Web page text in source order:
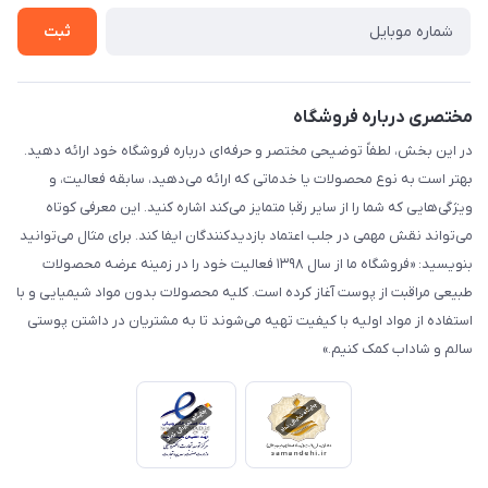
ثبت
مختصری درباره فروشگاه
در این بخش، لطفاً توضیحی مختصر و حرفه‌ای درباره فروشگاه خود ارائه دهید.
بهتر است به نوع محصولات یا خدماتی که ارائه می‌دهید، سابقه فعالیت، و
ویژگی‌هایی که شما را از سایر رقبا متمایز می‌کند اشاره کنید. این معرفی کوتاه
می‌تواند نقش مهمی در جلب اعتماد بازدیدکنندگان ایفا کند. برای مثال می‌توانید
بنویسید: «فروشگاه ما از سال ۱۳۹۸ فعالیت خود را در زمینه عرضه محصولات
طبیعی مراقبت از پوست آغاز کرده است. کلیه محصولات بدون مواد شیمیایی و با
استفاده از مواد اولیه با کیفیت تهیه می‌شوند تا به مشتریان در داشتن پوستی
سالم و شاداب کمک کنیم.»